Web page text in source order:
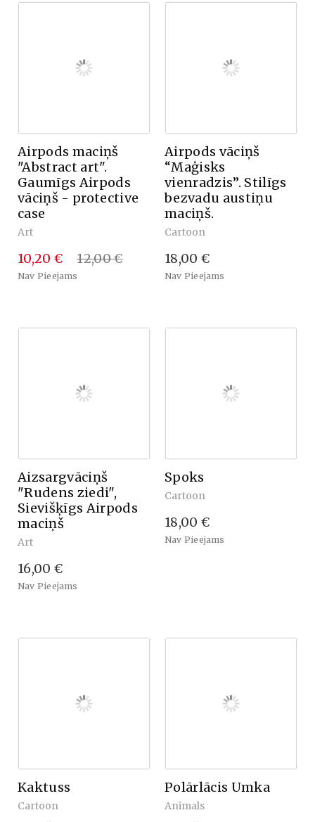
Airpods maciņš
"Abstract art".
Gaumīgs Airpods
vāciņš - protective
case
Art
10,20 € 12,00 €
Nav Pieejams
Airpods vāciņš
“Maģisks
vienradzis”. Stilīgs
bezvadu austiņu
maciņš.
Cartoon
18,00 €
Nav Pieejams
Aizsargvāciņš
"Rudens ziedi",
Sievišķīgs Airpods
maciņš
Art
16,00 €
Nav Pieejams
Spoks
Cartoon
18,00 €
Nav Pieejams
Kaktuss
Cartoon
Polārlācis Umka
Animals